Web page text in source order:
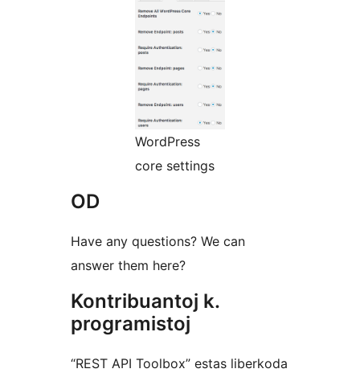
WordPress
core settings
OD
Have any questions? We can
answer them here?
Kontribuantoj k.
programistoj
“REST API Toolbox” estas liberkoda